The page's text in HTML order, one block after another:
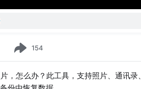
154
，怎么办？此工具，支持照片、通讯